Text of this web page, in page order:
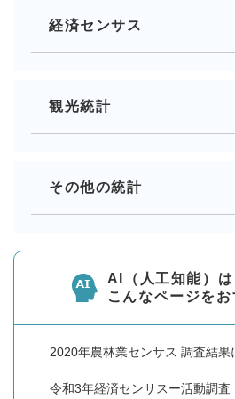
経済センサス
観光統計
その他の統計
AI（人工知能）は
こんなページを
2020年農林業センサス 調査結果
令和3年経済センサスー活動調